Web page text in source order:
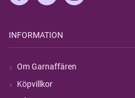
INFORMATION
Om Garnaffären
Köpvillkor